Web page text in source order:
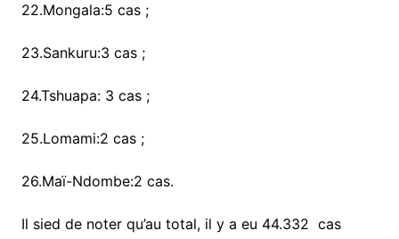
22.Mongala:5 cas ;
23.Sankuru:3 cas ;
24.Tshuapa: 3 cas ;
25.Lomami:2 cas ;
26.Maï-Ndombe:2 cas.
Il sied de noter qu’au total, il y a eu 44.332 cas